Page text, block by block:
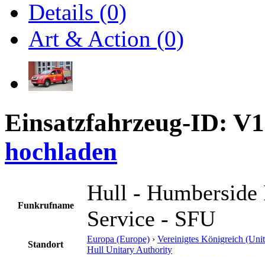
Details (0)
Art & Action (0)
Einsatzfahrzeug-ID:
hochladen
Funkrufname
Hull - Humberside
Service - SFU
Standort
Europa (Europe) › Vereinigtes Königreich
Hull Unitary Authority